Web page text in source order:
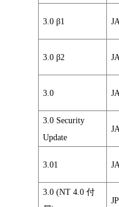
3.0 β1
3.0 β2
3.0
3.0 Security
Update
3.01
3.0 (NT 4.0 付
JP